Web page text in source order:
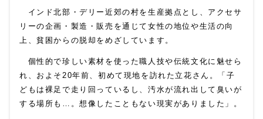
インド北部・デリー近郊の村を生産拠点とし、アクセサ
リーの企画・製造・販売を通じて女性の地位や生活の向
上、貧困からの脱却をめざしています。
個性的で珍しい素材を使った職人技や伝統文化に魅せら
れ、およそ 20年前、初めて現地を訪れた立花さん。「子
どもは裸足で走り回っているし、汚水が流れ出して臭いが
する場所も…。想像したこともない現実がありました」。